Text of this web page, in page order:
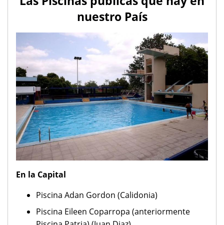
nuestro País
En la Capital
Piscina Adan Gordon (Calidonia)
Piscina Eileen Coparropa (anteriormente